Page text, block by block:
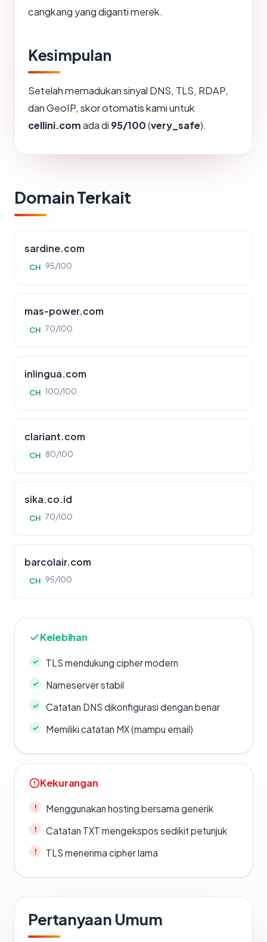
cangkang yang diganti merek.
Kesimpulan
Setelah memadukan sinyal DNS, TLS, RDAP,
dan GeoIP, skor otomatis kami untuk
cellini.comada di 95/100(very_safe).
Domain Terkait
sardine.com
CH 95/100
mas-power.com
CH 70/100
inlingua.com
CH 100/100
clariant.com
CH 80/100
sika.co.id
CH 70/100
barcolair.com
CH 95/100
Kelebihan
TLS mendukung cipher modern
Nameserver stabil
Catatan DNS dikonfigurasi dengan benar
Memiliki catatan MX (mampu email)
Kekurangan
Menggunakan hosting bersama generik
Catatan TXT mengekspos sedikit petunjuk
TLS menerima cipher lama
Pertanyaan Umum